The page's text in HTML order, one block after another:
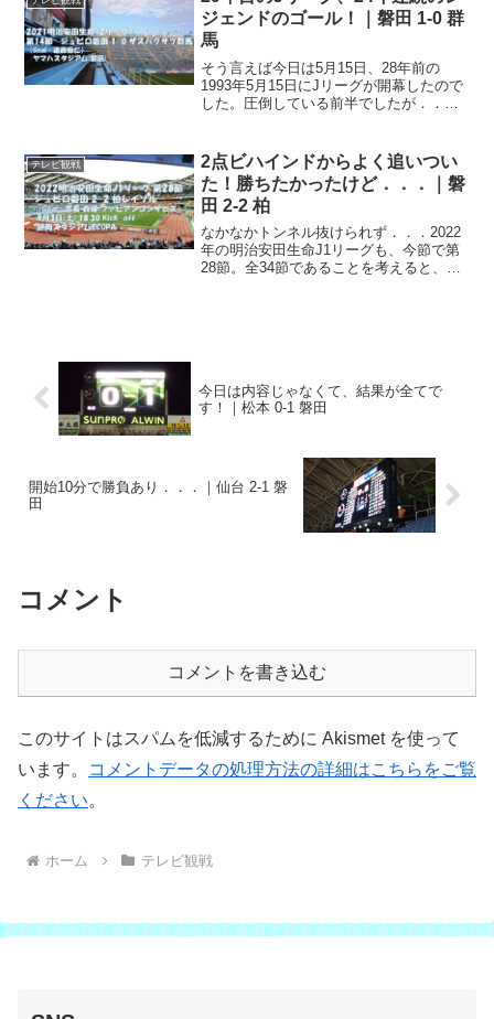
節のリーグ戦なので...
ジェンドのゴール！｜磐田 1-0 群
馬
そう言えば今日は5月15日、28年前の
1993年5月15日にJリーグが開幕したので
した。圧倒している前半でしたが．．．
(磐田)にザスパクサツ群馬を迎え撃つ一
戦。快晴の...
テレビ観戦
2点ビハインドからよく追いつい
た！勝ちたかったけど．．．｜磐
田 2-2 柏
なかなかトンネル抜けられず．．．2022
年の明治安田生命J1リーグも、今節で第
28節。全34節であることを考えると、そ
今日は内容じゃなくて、結果が全てで
す！｜松本 0-1 磐田
開始10分で勝負あり．．．｜仙台 2-1 磐
田
コメント
コメントを書き込む
このサイトはスパムを低減するために Akismet を使って
います。
コメントデータの処理方法の詳細はこちらをご覧
ください。
ホーム テレビ観戦